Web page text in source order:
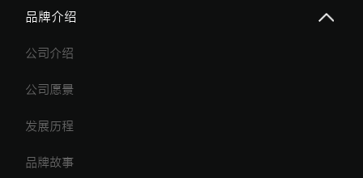
品牌介绍
公司介绍
公司愿景
发展历程
品牌故事